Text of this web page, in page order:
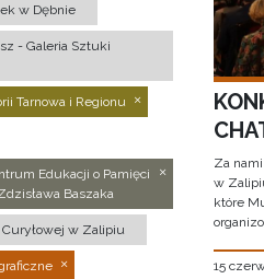
w Dębnie
- Galeria Sztuki
Tarnowa i Regionu
Edukacji o Pamięci
Baszaka
Curyłowej w Zalipiu
Za nami
w
które
15